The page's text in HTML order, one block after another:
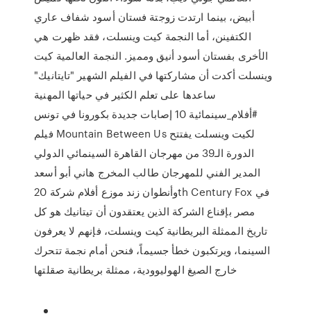
أبيض، بينما ارتدت زوجتة فستان أسود شفاف عاري
الكتفينن، أما النجمة كيت وينسلت، فقد ظهرت هي
الأخرى بفستان أسود أنيق ومميز. النجمة العالمية كيت
وينسلت أكدت أن مشاركتها في الفيلم الشهير "تايتانيك"
ساعدها على تعلم الكثير في حياتها المهنية
#أفلام_سينمائية 10 إصابات جديدة بكورونا في تونس
فيلم Mountain Between Us لكيت وينسلت يفتتح
الدورة الـ39 من مهرجان القاهرة السينمائي الدولي
المدير الفني للمهرجان طالب المخرج هاني أبو أسعد
وأنطوان زند موزع أفلام شركة 20th Century Fox في
مصر بإقناع الشركة الذين يعتقدون أن تيتانيك هو كل
تاريخ الممثلة البريطانية كيت وينسلت، فإنهم لا يعرفون
السينما، ويرتكبون خطأ جسيماً، فنحن أمام نجمة تتحرك
خارج الصيغ الهوليوودية، ممثلة بريطانية صقلتها